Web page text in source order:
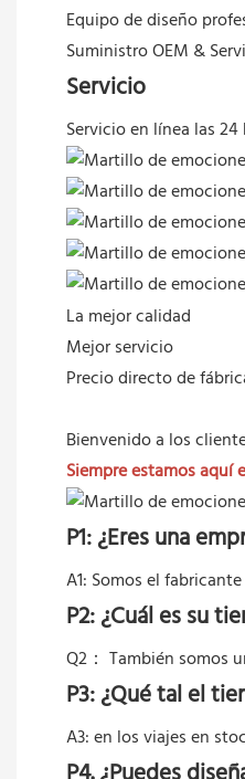
Equipo de diseño
Suministro OEM &
Servicio
Servicio en línea las 24
La mejor calidad
Mejor servicio
Precio directo de
Bienvenido a los
Siempre estamos aquí
P1: ¿Eres una
A1: Somos el
P2: ¿Cuál es su
Q2： También somos
P3: ¿Qué tal el
A3: en los viajes en